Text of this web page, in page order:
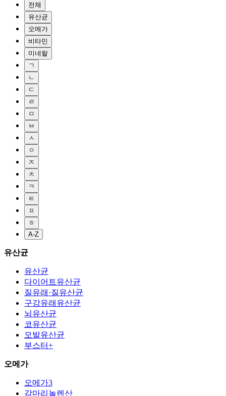
전체
유산균
오메가
비타민
미네랄
ㄱ
ㄴ
ㄷ
ㄹ
ㅁ
ㅂ
ㅅ
ㅇ
ㅈ
ㅊ
ㅋ
ㅌ
ㅍ
ㅎ
A-Z
유산균
유산균
다이어트유산균
질유래·질유산균
구강유래유산균
뇌유산균
코유산균
모발유산균
부스터+
오메가
오메가3
감마리놀렌산